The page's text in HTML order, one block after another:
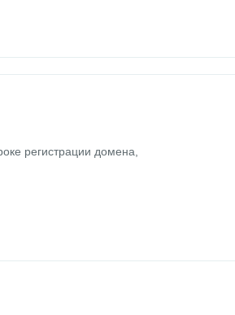
регистрации домена,